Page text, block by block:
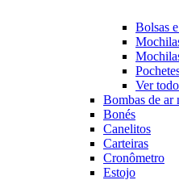
Bolsas
Ver
Bombas de ar
Bonés
Canelitos
Carteiras
Cronômetro
Estojo